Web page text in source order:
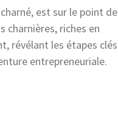
est sur le point de
charnières, riches en
révélant les étapes clés
entrepreneuriale.